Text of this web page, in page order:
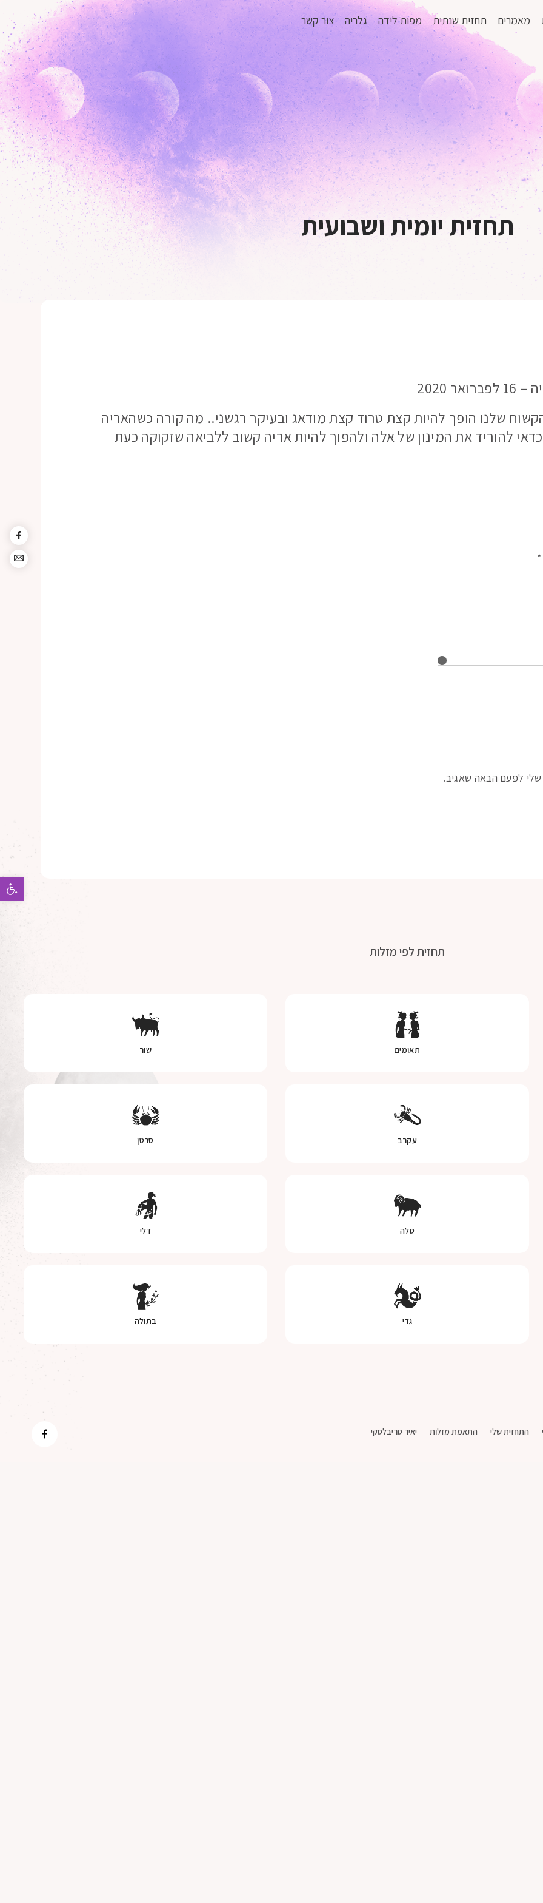
מאמרים תחזית שנתית מפות לידה גלריה צור קשר
תחזית יומית ושבועית
שלנו הופך להיות קצת טרוד קצת מודאג ובעיקר רגשני.. מה קורה כשהאריה
להוריד את המינון של אלה ולהפוך להיות אריה קשוב ללביאה שזקוקה כעת
*
לפעם הבאה שאגיב.
תחזית לפי מזלות
תאומים שור
עקרב סרטן
טלה דלי
גדי בתולה
התחזית שלי התאמת מזלות יאיר טריבלסקי